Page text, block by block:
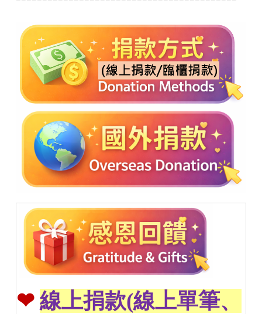
❤ 線上捐款(線上單筆、